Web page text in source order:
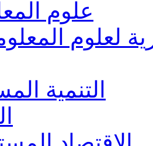
علوم
لعلوم
التنمية